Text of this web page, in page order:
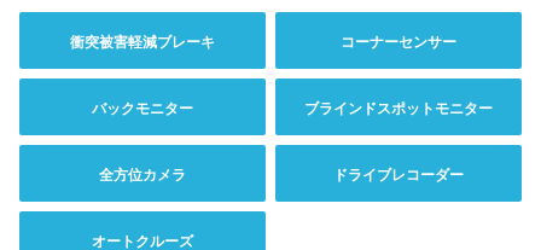
衝突被害軽減ブレーキ コーナーセンサー
バックモニター ブラインドスポットモニター
全方位カメラ ドライブレコーダー
オートクルーズ